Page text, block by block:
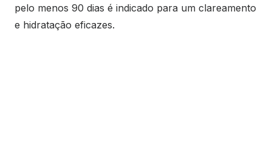
pelo menos 90 dias é indicado para um clareamento
e hidratação eficazes.